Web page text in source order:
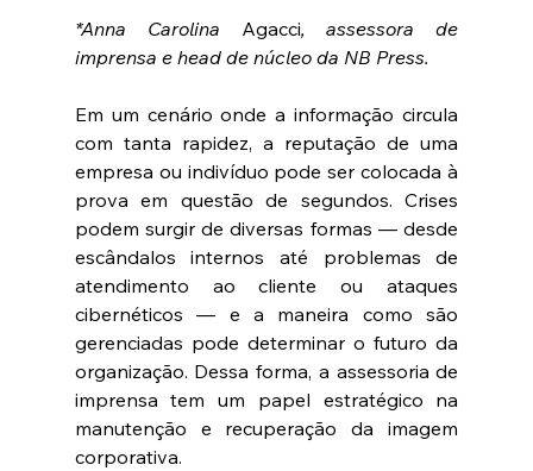
*Anna Carolina Agacci, assessora de
imprensa e head de núcleo da NB Press.
Em um cenário onde a informação circula
com tanta rapidez, a reputação de uma
empresa ou indivíduo pode ser colocada à
prova em questão de segundos. Crises
podem surgir de diversas formas — desde
escândalos internos até problemas de
atendimento ao cliente ou ataques
cibernéticos — e a maneira como são
gerenciadas pode determinar o futuro da
organização. Dessa forma, a assessoria de
imprensa tem um papel estratégico na
manutenção e recuperação da imagem
corporativa.